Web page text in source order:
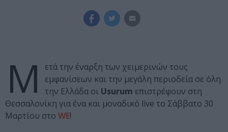
Μ
ετά την έναρξη των χειμερινών τους
εμφανίσεων και την μεγάλη περιοδεία σε όλη
την Ελλάδα οι Usurum επιστρέφουν στη
Θεσσαλονίκη για ένα και μοναδικό live το Σάββατο 30
Μαρτίου στο WE!